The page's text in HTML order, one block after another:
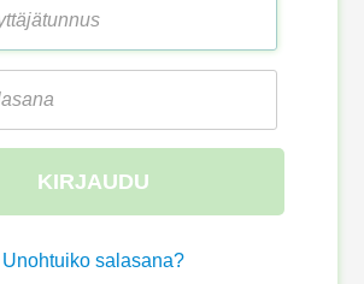
KIRJAUDU
Unohtuiko salasana?